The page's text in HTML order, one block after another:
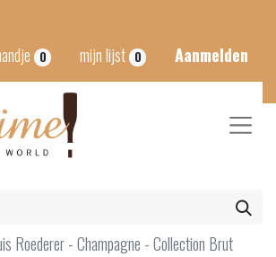
0 mijn lijst 0 Aanmelden
Roederer - Champagne - Collection Brut